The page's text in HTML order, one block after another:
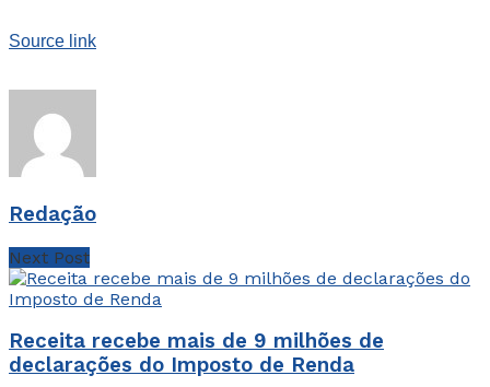
Source link
Redação
Next Post
Receita recebe mais de 9 milhões de
declarações do Imposto de Renda